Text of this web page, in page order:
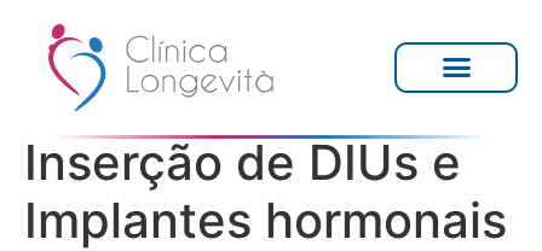
Inserção de DIUs e
Implantes hormonais